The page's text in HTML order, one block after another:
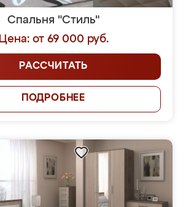
Спальня "Стиль"
Цена: от 69 000 руб.
РАССЧИТАТЬ
ПОДРОБНЕЕ